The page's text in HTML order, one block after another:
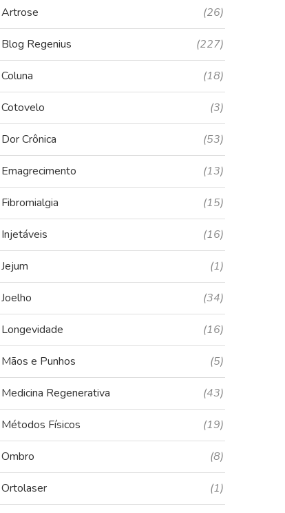
Artrose (26)
Blog Regenius (227)
Coluna (18)
Cotovelo (3)
Dor Crônica (53)
Emagrecimento (13)
Fibromialgia (15)
Injetáveis (16)
Jejum (1)
Joelho (34)
Longevidade (16)
Mãos e Punhos (5)
Medicina Regenerativa (43)
Métodos Físicos (19)
Ombro (8)
Ortolaser (1)